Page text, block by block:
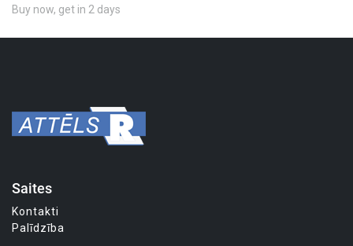
Buy now, get in 2 days
Saites
Kontakti
Palīdzība